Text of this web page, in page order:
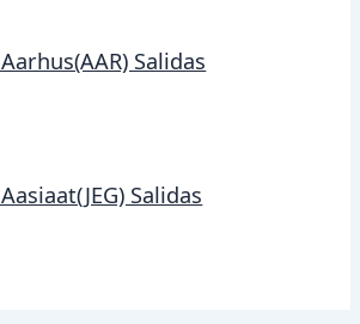
Salidas
Salidas